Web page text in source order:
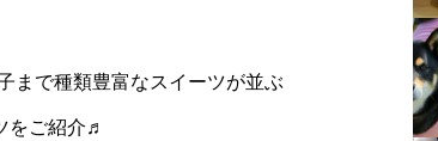
島原半島 拉麺特集 2025
まで種類豊富なスイーツが並ぶ
をご紹介♬